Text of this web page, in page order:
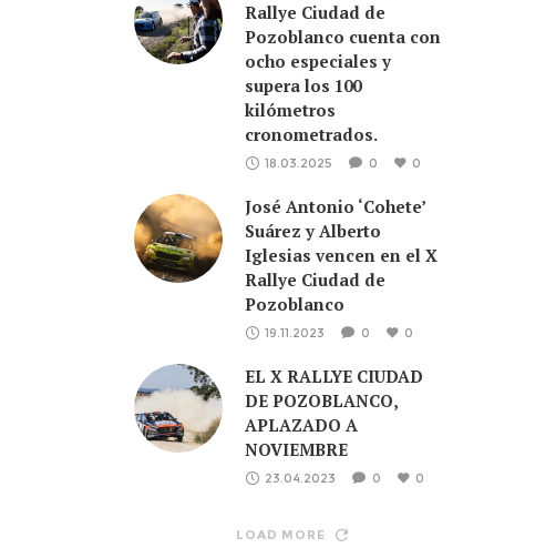
Rallye Ciudad de
Pozoblanco cuenta con
ocho especiales y
supera los 100
kilómetros
cronometrados.
18.03.2025 0 0
José Antonio ‘Cohete’
Suárez y Alberto
Iglesias vencen en el X
Rallye Ciudad de
Pozoblanco
19.11.2023 0 0
EL X RALLYE CIUDAD
DE POZOBLANCO,
APLAZADO A
NOVIEMBRE
23.04.2023 0 0
LOAD MORE